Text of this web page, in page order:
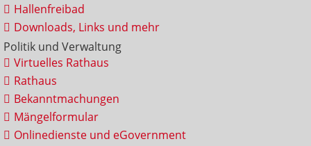
Hallenfreibad
Downloads, Links und mehr
Politik und Verwaltung
Virtuelles Rathaus
Rathaus
Bekanntmachungen
Mängelformular
Onlinedienste und eGovernment